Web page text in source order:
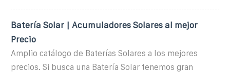
Batería Solar | Acumuladores Solares al mejor
Precio
Amplio catálogo de Baterías Solares a los mejores
precios. Si busca una Batería Solar tenemos gran